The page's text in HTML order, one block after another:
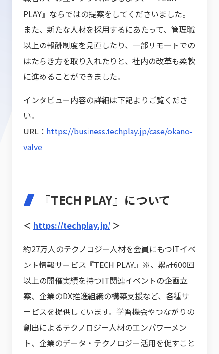
PLAY』ならではの提案をしてくださいました。
また、新たな人材を採用するにあたって、管理職
以上の報酬制度を見直したり、一部リモートでの
はたらき方を取り入れたりと、社内の改革も柔軟
に進めることができました。
インタビュー内容の詳細は下記よりご覧くださ
い。
URL： https://business.techplay.jp/case/okano-
valve
『TECH PLAY』について
＜ https://techplay.jp/ ＞
約27万人のテクノロジー人材を会員にもつITイベ
ント情報サービス『TECH PLAY』※、累計600回
以上の開催実績を持つIT関連イベントの企画立
案、企業のDX推進組織の構築支援など、各種サ
ービスを提供しています。学習機会やつながりの
創出によるテクノロジー人材のエンパワーメン
ト、企業のデータ・テクノロジー活用を促すこと